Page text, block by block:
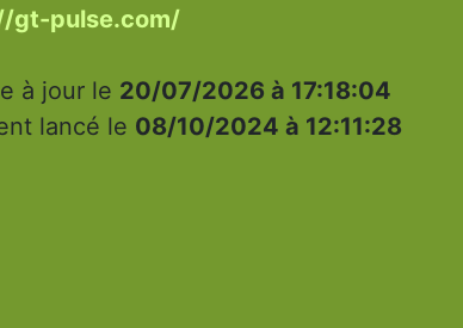
gt-pulse.com/
à jour le 20/07/2026 à 17:18:04
lancé le 08/10/2024 à 12:11:28